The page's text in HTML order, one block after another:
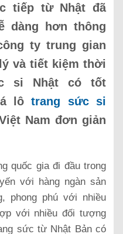
tiếp từ Nhật đã
dàng hơn thông
ty trung gian
và tiết kiệm thời
si Nhật có tốt
lôtrang sức si
Nam đơn giản
quốc gia đi đầu trong
với hàng ngàn sản
phong phú với nhiều
với nhiều đối tượng
sức từ Nhật Bản có